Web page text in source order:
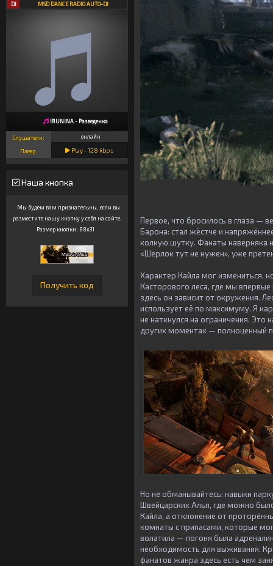
DJ MSD DANCE RADIO AUTO-DJ
IRUNINA - Разведенка
Слушатели: онлайн
Плеер: Play -128 kbps
Наша кнопка
Мы будем вам признательны, если вы
разместите нашу кнопку у себя на сайте.
Размер кнопки: 88x31
Первое, что бросилось в глаза —
Барона: стал жёстче и
колкую шутку. Фанаты наверняка
«Шерлок тут не нужен», уже
Характер Кайла мог измениться,
Касторового леса, где мы
здесь он зависит от окружения.
использует её по максимуму. Я
не наткнулся на ограничения.
других моментах — полноценный
Но не обманывайтесь: навыки
Швейцарских Альп, где можно
Кайла, а отклонение от
комнаты с припасами, которые
волатила — погоня была
необходимость для выживания.
фанатов жанра здесь есть чем